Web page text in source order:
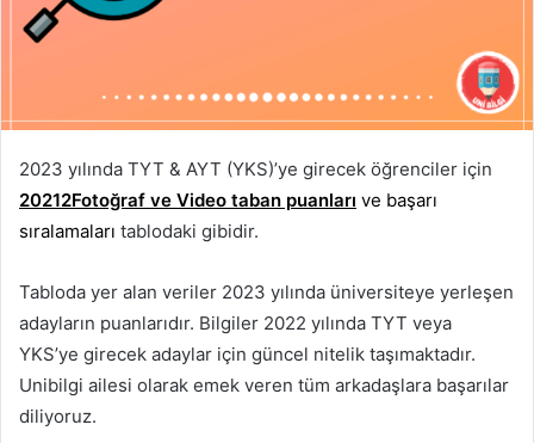
2023 yılında TYT & AYT (YKS)’ye girecek öğrenciler için
20212Fotoğraf ve Video taban puanları ve başarı
sıralamaları tablodaki gibidir.
Tabloda yer alan veriler 2023 yılında üniversiteye yerleşen
adayların puanlarıdır. Bilgiler 2022 yılında TYT veya
YKS’ye girecek adaylar için güncel nitelik taşımaktadır.
Unibilgi ailesi olarak emek veren tüm arkadaşlara başarılar
diliyoruz.